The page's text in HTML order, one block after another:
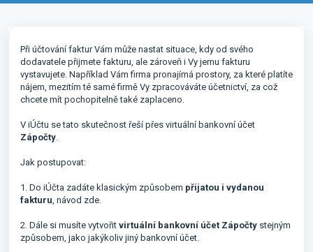
Při účtování faktur Vám může nastat situace, kdy od svého
dodavatele přijmete fakturu, ale zároveň i Vy jemu fakturu
vystavujete. Například Vám firma pronajímá prostory, za které platíte
nájem, mezitím té samé firmě Vy zpracováváte účetnictví, za což
chcete mít pochopitelně také zaplaceno.
V iÚčtu se tato skutečnost řeší přes virtuální bankovní účet
Zápočty.
Jak postupovat:
1. Do iÚčta zadáte klasickým způsobem přijatou i vydanou
fakturu, návod zde.
2. Dále si musíte vytvořit virtuální bankovní účet Zápočty stejným
způsobem, jako jakýkoliv jiný bankovní účet.